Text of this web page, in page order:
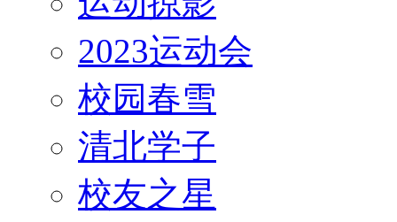
2023运动会
校园春雪
清北学子
校友之星